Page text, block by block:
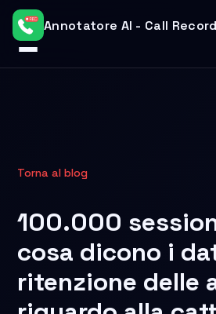
Annotatore AI - Call
Torna al blog
100.000
cosa dicono i
ritenzione delle